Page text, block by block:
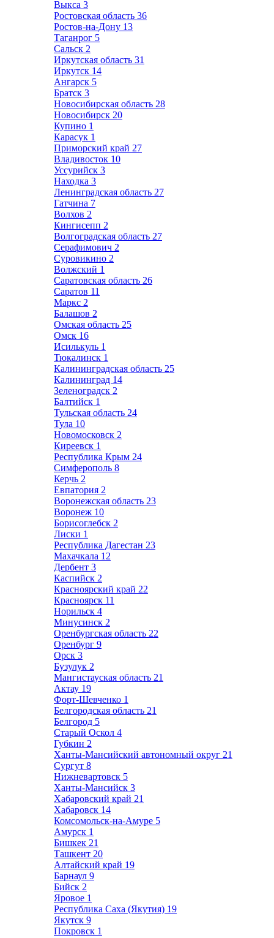
Выкса 3
Ростовская область 36
Ростов-на-Дону 13
Таганрог 5
Сальск 2
Иркутская область 31
Иркутск 14
Ангарск 5
Братск 3
Новосибирская область 28
Новосибирск 20
Купино 1
Карасук 1
Приморский край 27
Владивосток 10
Уссурийск 3
Находка 3
Ленинградская область 27
Гатчина 7
Волхов 2
Кингисепп 2
Волгоградская область 27
Серафимович 2
Суровикино 2
Волжский 1
Саратовская область 26
Саратов 11
Маркс 2
Балашов 2
Омская область 25
Омск 16
Исилькуль 1
Тюкалинск 1
Калининградская область 25
Калининград 14
Зеленоградск 2
Балтийск 1
Тульская область 24
Тула 10
Новомосковск 2
Киреевск 1
Республика Крым 24
Симферополь 8
Керчь 2
Евпатория 2
Воронежская область 23
Воронеж 10
Борисоглебск 2
Лиски 1
Республика Дагестан 23
Махачкала 12
Дербент 3
Каспийск 2
Красноярский край 22
Красноярск 11
Норильск 4
Минусинск 2
Оренбургская область 22
Оренбург 9
Орск 3
Бузулук 2
Мангистауская область 21
Актау 19
Форт-Шевченко 1
Белгородская область 21
Белгород 5
Старый Оскол 4
Губкин 2
Ханты-Мансийский автономный округ 21
Сургут 8
Нижневартовск 5
Ханты-Мансийск 3
Хабаровский край 21
Хабаровск 14
Комсомольск-на-Амуре 5
Амурск 1
Бишкек 21
Ташкент 20
Алтайский край 19
Барнаул 9
Бийск 2
Яровое 1
Республика Саха (Якутия) 19
Якутск 9
Покровск 1